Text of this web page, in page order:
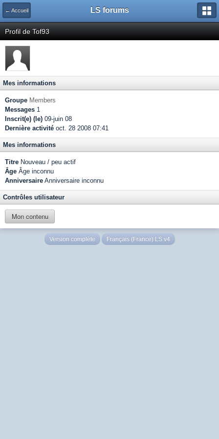
← Accueil LS forums
Profil de Tof93
Mes informations
Groupe Members
Messages 1
Inscrit(e) (le) 09-juin 08
Dernière activité oct. 28 2008 07:41
Mes informations
Titre Nouveau / peu actif
Âge Âge inconnu
Anniversaire Anniversaire inconnu
Contrôles utilisateur
Mon contenu
Version complète Français (France) LS v4